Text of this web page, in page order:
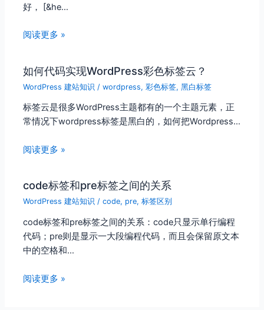
好， [&he…
阅读更多 »
如何代码实现WordPress彩色标签云？
WordPress 建站知识 /wordpress,彩色标签,黑白标签
标签云是很多WordPress主题都有的一个主题元素，正
常情况下wordpress标签是黑白的，如何把Wordpress…
阅读更多 »
code标签和pre标签之间的关系
WordPress 建站知识 /code, pre,标签区别
code标签和pre标签之间的关系：code只显示单行编程
代码；pre则是显示一大段编程代码，而且会保留原文本
中的空格和…
阅读更多 »